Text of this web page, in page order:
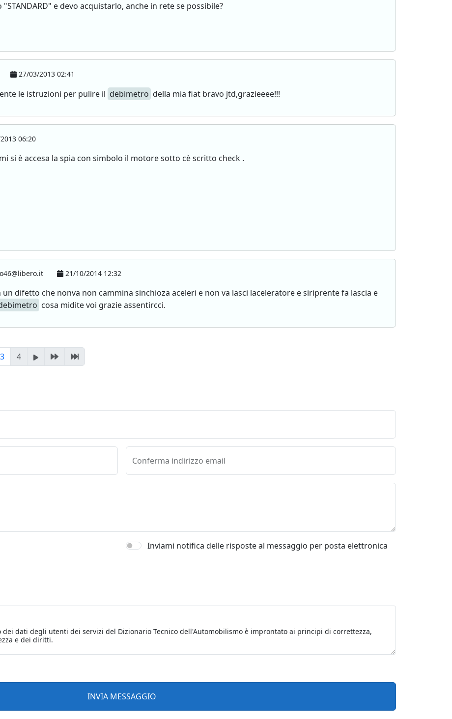
e devo acquistarlo, anche in rete se possibile?
27/03/2013 02:41
le istruzioni per pulire il debimetro della mia fiat bravo jtd,grazieeee!!!
06:20
si è accesa la spia con simbolo il motore sotto cè scritto check .
21/10/2014 12:32
difetto che nonva non cammina sinchioza aceleri e non va lasci laceleratore e siriprente fa lascia e
cosa midite voi grazie assentircci.
3 4
Conferma indirizzo email
Inviami notifica delle risposte al messaggio per posta elettronica